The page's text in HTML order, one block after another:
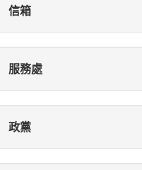
信箱
服務處
政黨